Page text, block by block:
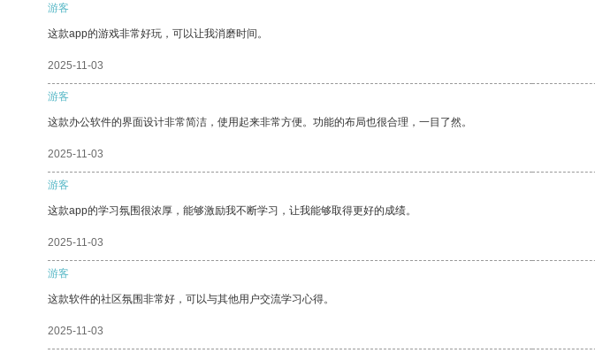
游客
这款app的游戏非常好玩，可以让我消磨时间。
2025-11-03
游客
这款办公软件的界面设计非常简洁，使用起来非常方便。功能的布局也很合理，一目了然。
2025-11-03
游客
这款app的学习氛围很浓厚，能够激励我不断学习，让我能够取得更好的成绩。
2025-11-03
游客
这款软件的社区氛围非常好，可以与其他用户交流学习心得。
2025-11-03